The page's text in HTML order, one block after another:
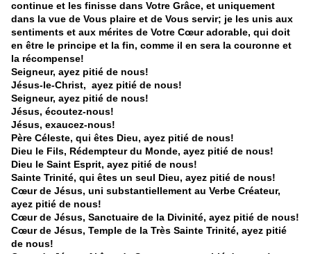
continue et les finisse dans Votre Grâce, et uniquement
dans la vue de Vous plaire et de Vous servir; je les unis aux
sentiments et aux mérites de Votre Cœur adorable, qui doit
en être le principe et la fin, comme il en sera la couronne et
la récompense!
Seigneur, ayez pitié de nous!
Jésus-le-Christ, ayez pitié de nous!
Seigneur, ayez pitié de nous!
Jésus, écoutez-nous!
Jésus, exaucez-nous!
Père Céleste, qui êtes Dieu, ayez pitié de nous!
Dieu le Fils, Rédempteur du Monde, ayez pitié de nous!
Dieu le Saint Esprit, ayez pitié de nous!
Sainte Trinité, qui êtes un seul Dieu, ayez pitié de nous!
Cœur de Jésus, uni substantiellement au Verbe Créateur,
ayez pitié de nous!
Cœur de Jésus, Sanctuaire de la Divinité, ayez pitié de nous!
Cœur de Jésus, Temple de la Très Sainte Trinité, ayez pitié
de nous!